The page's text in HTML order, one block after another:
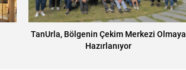
TanUrla, Bölgenin Çekim Merkezi Olmaya
Hazırlanıyor